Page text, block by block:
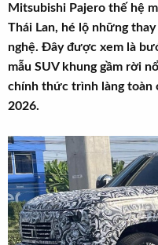
t
a
r
t
r
đ
ầ
Mitsubishi Pajero thế hệ
Thái Lan, hé lộ những
nghệ. Đây được xem là
mẫu SUV khung gầm rời
chính thức trình làng toàn
2026.